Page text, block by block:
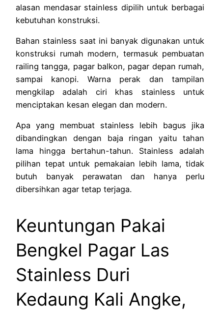
alasan mendasar stainless dipilih untuk berbagai
kebutuhan konstruksi.
Bahan stainless saat ini banyak digunakan untuk
konstruksi rumah modern, termasuk pembuatan
railing tangga, pagar balkon, pagar depan rumah,
sampai kanopi. Warna perak dan tampilan
mengkilap adalah ciri khas stainless untuk
menciptakan kesan elegan dan modern.
Apa yang membuat stainless lebih bagus jika
dibandingkan dengan baja ringan yaitu tahan
lama hingga bertahun-tahun. Stainless adalah
pilihan tepat untuk pemakaian lebih lama, tidak
butuh banyak perawatan dan hanya perlu
dibersihkan agar tetap terjaga.
Keuntungan Pakai
Bengkel Pagar Las
Stainless Duri
Kedaung Kali Angke,